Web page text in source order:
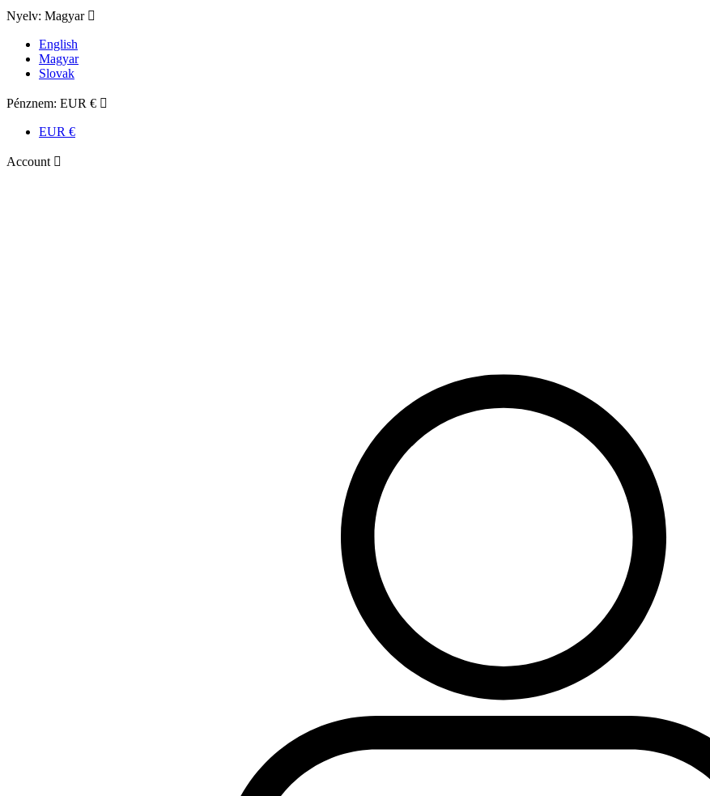
Nyelv: Magyar 
English
Magyar
Slovak
Pénznem: EUR € 
EUR €
Account 